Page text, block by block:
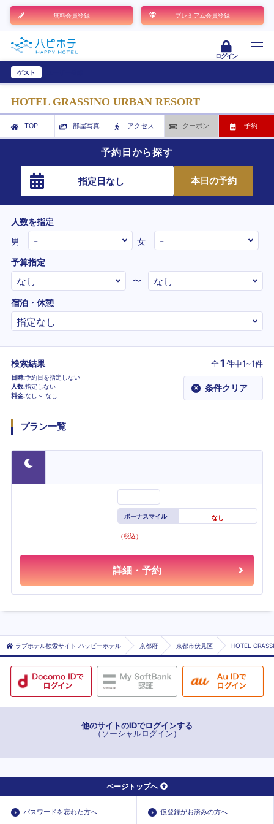
無料会員登録 プレミアム会員登録
ログイン
ゲスト
HOTEL GRASSINO URBAN RESORT
TOP 部屋写真 アクセス クーポン 予約
予約日から探す
指定日なし 本日の予約
人数を指定
男
女
予算指定
〜
宿泊・休憩
検索結果 全1 件中1~1件
日時 予約日を指定しない
人数 指定しない
料金 なし～ なし
× 条件クリア
プラン一覧
ボーナスマイル なし
（税込）
詳細・予約
ラブホテル検索サイト ハッピーホテル 京都府 京都市伏見区 HOTEL
他のサイトのIDでログインする
（ソーシャルログイン）
ページトップへ
パスワードを忘れた方へ 仮登録がお済みの方へ